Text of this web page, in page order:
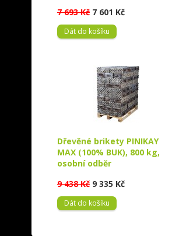
7 693 Kč 7 601 Kč
Dát do košíku
Dřevěné brikety PINIKAY
MAX (100% BUK), 800 kg,
osobní odběr
9 438 Kč 9 335 Kč
Dát do košíku